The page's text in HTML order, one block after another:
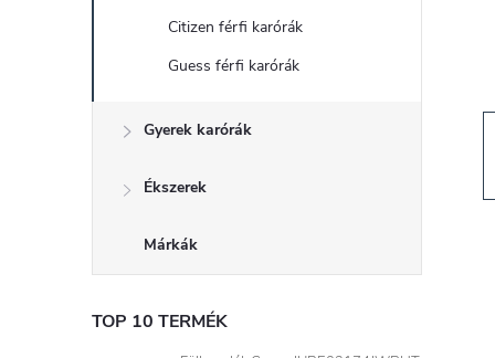
ó
n
e
Citizen férfi karórák
Guess férfi karórák
Gyerek karórák
Ékszerek
Márkák
TOP 10 TERMÉK